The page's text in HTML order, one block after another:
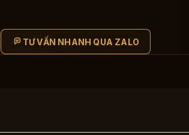
TƯ VẤN NHANH QUA ZALO